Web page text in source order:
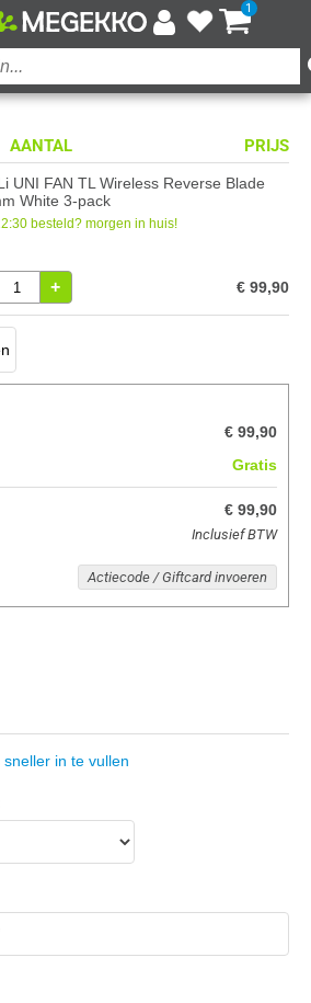
1
AANTAL
PRIJS
UNI FAN TL Wireless Reverse Blade
White 3-pack
besteld? morgen in huis!
+ € 99,90
€ 99,90
Gratis
€ 99,90
Inclusief BTW
Actiecode / Giftcard invoeren
in te vullen